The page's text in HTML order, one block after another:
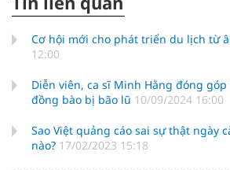
Cơ hội mới cho phát triển du lịch từ
12:00
Diễn viên, ca sĩ Minh Hằng đóng
đồng bào bị bão lũ 10/09/2024 16:00
Sao Việt quảng cáo sai sự thật ngày
nào? 17/02/2023 15:18